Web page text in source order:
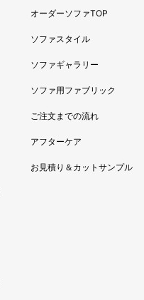
オーダーソファTOP
ソファスタイル
ソファギャラリー
ソファ用ファブリック
ご注文までの流れ
アフターケア
お見積り＆カットサンプル